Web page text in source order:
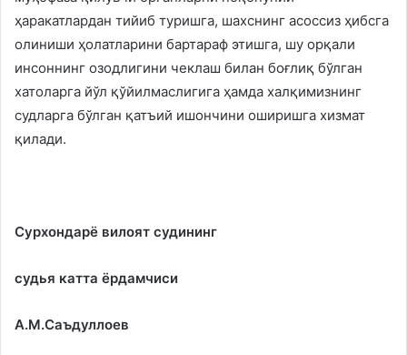
ҳаракатлардан тийиб туришга, шахснинг асоссиз ҳибсга
олиниши ҳолатларини бартараф этишга, шу орқали
инсоннинг озодлигини чеклаш билан боғлиқ бўлган
хатоларга йўл қўйилмаслигига ҳамда халқимизнинг
судларга бўлган қатъий ишончини оширишга хизмат
қилади.
Сурхондарё вилоят судининг
судья катта ёрдамчиси
А.М.Саъдуллоев